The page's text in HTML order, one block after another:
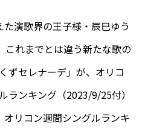
演歌界の王子様・辰巳ゆう
これまでとは違う新たな歌の
ずセレナーデ」が、オリコ
ランキング（2023/9/25付）
リコン週間シングルランキ